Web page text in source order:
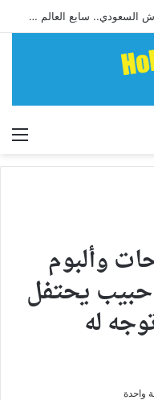
آل نصفان يحقق إنجازًا تاريخيًا للإسكواش السعودي.. سابع العالم وأول آسيوي يبلغ ربع نهائي بطولة العالم للشباب
وألبوم
حبيب يحتفل
له
واحدة